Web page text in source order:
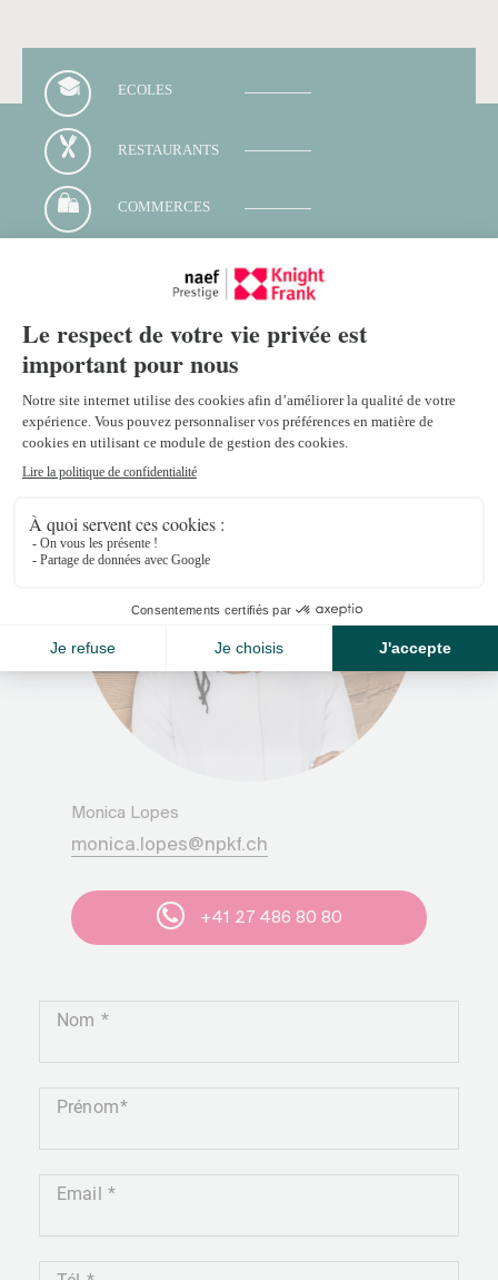
ECOLES
RESTAURANTS
COMMERCES
Contacter votre conseiller
Monica Lopes
monica.lopes@npkf.ch
+41 27 486 80 80
Nom
Prénom
Email